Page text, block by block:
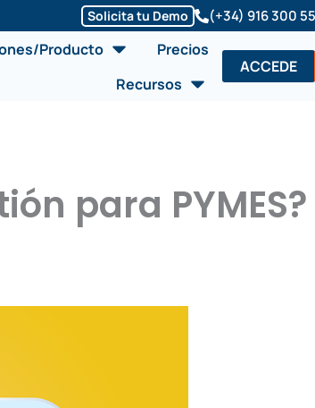
Solicita tu Demo (+34) 916 300
Producto Abrir Soluciones/Producto
Precios
Recursos Abrir Recursos
ACCEDE
para PYMES?